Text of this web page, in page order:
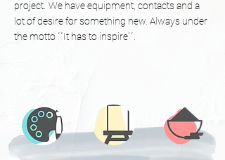
project. We have equipment, contacts and a
lot of desire for something new. Always under
the motto ´´It has to inspire´´.